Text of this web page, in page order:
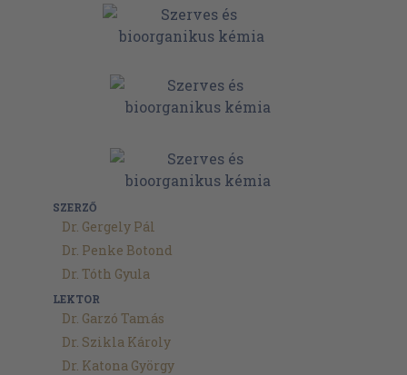
SZERZŐ
Dr. Gergely Pál
Dr. Penke Botond
Dr. Tóth Gyula
LEKTOR
Dr. Garzó Tamás
Dr. Szikla Károly
Dr. Katona György